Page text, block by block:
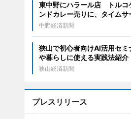
東中野にハラール店 トルコ
ンドカレー売りに、タイムサ
中野経済新聞
狭山で初心者向けAI活用セ
や暮らしに使える実践法紹介
狭山経済新聞
プレスリリース